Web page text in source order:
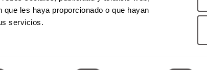
les haya proporcionado o que hayan
servicios.